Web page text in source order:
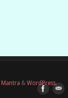
Mantra& WordPress.